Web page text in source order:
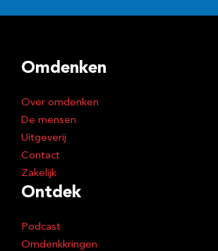
r
s
Omdenken
Over omdenken
De mensen
Uitgeverij
Contact
Zakelijk
Ontdek
Podcast
Omdenkkringen